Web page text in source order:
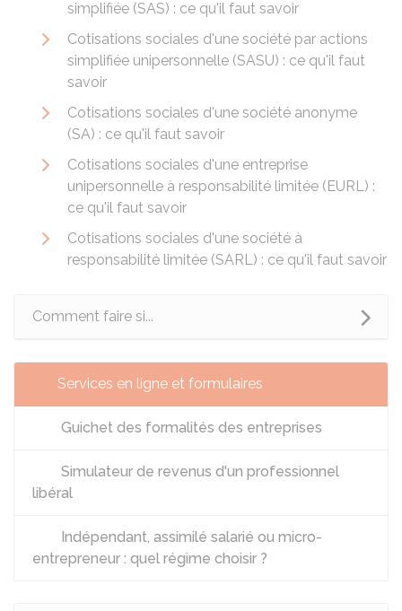
simplifiée (SAS) : ce qu'il faut savoir
Cotisations sociales d'une société par actions
simplifiée unipersonnelle (SASU) : ce qu'il faut
savoir
Cotisations sociales d'une société anonyme
(SA) : ce qu'il faut savoir
Cotisations sociales d'une entreprise
unipersonnelle à responsabilité limitée (EURL) :
ce qu'il faut savoir
Cotisations sociales d'une société à
responsabilité limitée (SARL) : ce qu'il faut savoir
Comment faire si...
Services en ligne et formulaires
Guichet des formalités des entreprises
Simulateur de revenus d'un professionnel
libéral
Indépendant, assimilé salarié ou micro-
entrepreneur : quel régime choisir ?